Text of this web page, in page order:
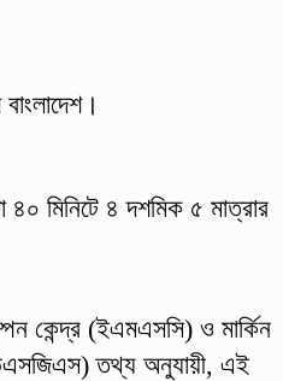
মিনিটে ৪ দশমিক ৫ মাত্রার
কেন্দ্র (ইএমএসসি) ও মার্কিন
তথ্য অনুযায়ী, এই